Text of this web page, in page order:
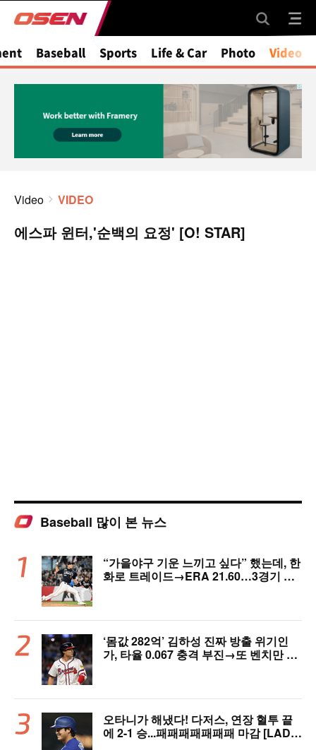
Baseball Sports Life & Car Photo Video
Video VIDEO
에스파 윈터,'순백의 요정' [O! STAR]
Baseball 많이 본 뉴스
“가을야구 기운 느끼고 싶다” 했는데, 한
화로 트레이드→ERA 21.60…3경기 만
‘몸값 282억’ 김하성 진짜 방출 위기인
가, 타율 0.067 충격 부진→또 벤치만 달
오타니가 해냈다! 다저스, 연장 혈투 끝
에 2-1 승...패패패패패패패 마감 [LAD